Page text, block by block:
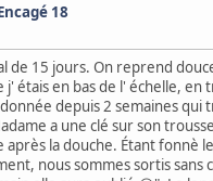
18
de 15 jours. On reprend
j' étais en bas de l' échelle,
depuis 2 semaines
a une clé sur son
la douche. Étant fonnè
nous sommes sortis